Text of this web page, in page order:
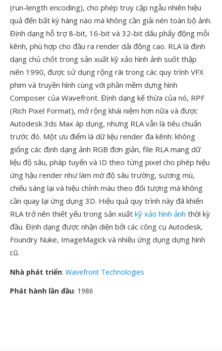
(run-length encoding), cho phép truy cập ngẫu nhiên hiệu
quả đến bất kỳ hàng nào mà không cần giải nén toàn bộ ảnh.
Định dạng hỗ trợ 8-bit, 16-bit và 32-bit dấu phẩy động mỗi
kênh, phù hợp cho đầu ra render dải động cao. RLA là định
dạng chủ chốt trong sản xuất kỹ xảo hình ảnh suốt thập
niên 1990, được sử dụng rộng rãi trong các quy trình VFX
phim và truyền hình cùng với phần mềm dựng hình
Composer của Wavefront. Định dạng kế thừa của nó, RPF
(Rich Pixel Format), mở rộng khái niệm hơn nữa và được
Autodesk 3ds Max áp dụng, nhưng RLA vẫn là tiêu chuẩn
trước đó. Một ưu điểm là dữ liệu render đa kênh: không
giống các định dạng ảnh RGB đơn giản, file RLA mang dữ
liệu độ sâu, pháp tuyến và ID theo từng pixel cho phép hiệu
ứng hậu render như làm mờ độ sâu trường, sương mù,
chiếu sáng lại và hiệu chỉnh màu theo đối tượng mà không
cần quay lại ứng dụng 3D. Hiệu quả quy trình này đã khiến
RLA trở nên thiết yếu trong sản xuất kỹ xảo hình ảnh thời kỳ
đầu. Định dạng được nhận diện bởi các công cụ Autodesk,
Foundry Nuke, ImageMagick và nhiều ứng dụng dựng hình
cũ.
Nhà phát triển: Wavefront Technologies
Phát hành lần đầu: 1986